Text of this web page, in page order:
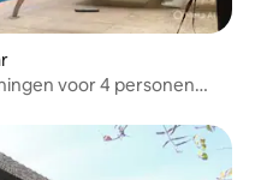
voor 4 personen